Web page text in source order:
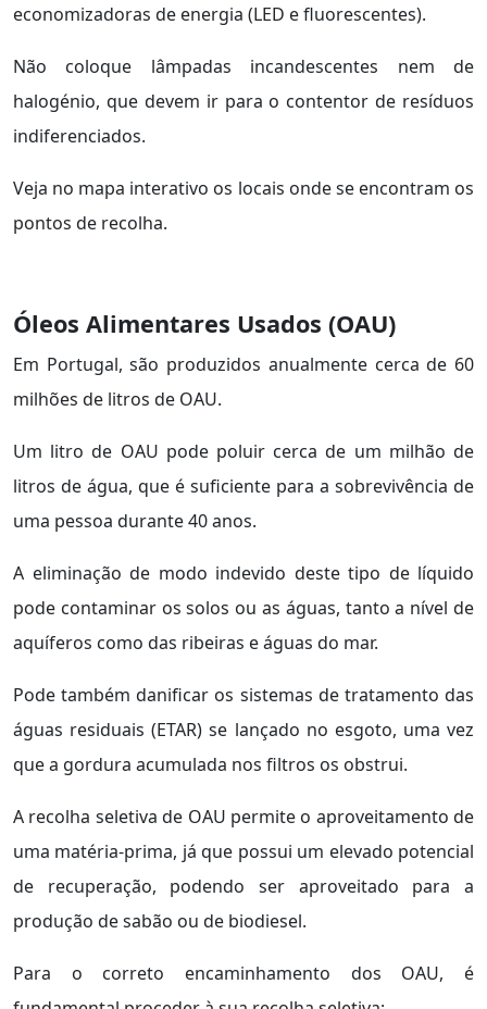
economizadoras de energia (LED e fluorescentes).
Não coloque lâmpadas incandescentes nem de
halogénio, que devem ir para o contentor de resíduos
indiferenciados.
Veja no mapa interativo os locais onde se encontram os
pontos de recolha.
Óleos Alimentares Usados (OAU)
Em Portugal, são produzidos anualmente cerca de 60
milhões de litros de OAU.
Um litro de OAU pode poluir cerca de um milhão de
litros de água, que é suficiente para a sobrevivência de
uma pessoa durante 40 anos.
A eliminação de modo indevido deste tipo de líquido
pode contaminar os solos ou as águas, tanto a nível de
aquíferos como das ribeiras e águas do mar.
Pode também danificar os sistemas de tratamento das
águas residuais (ETAR) se lançado no esgoto, uma vez
que a gordura acumulada nos filtros os obstrui.
A recolha seletiva de OAU permite o aproveitamento de
uma matéria-prima, já que possui um elevado potencial
de recuperação, podendo ser aproveitado para a
produção de sabão ou de biodiesel.
Para o correto encaminhamento dos OAU, é